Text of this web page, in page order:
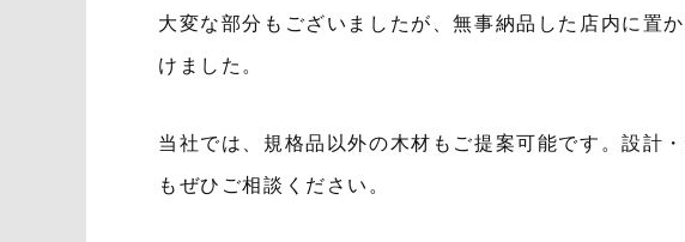
大変な部分もございましたが、無事納品した店内に置
けました。
当社では、規格品以外の木材もご提案可能です。設計
もぜひご相談ください。